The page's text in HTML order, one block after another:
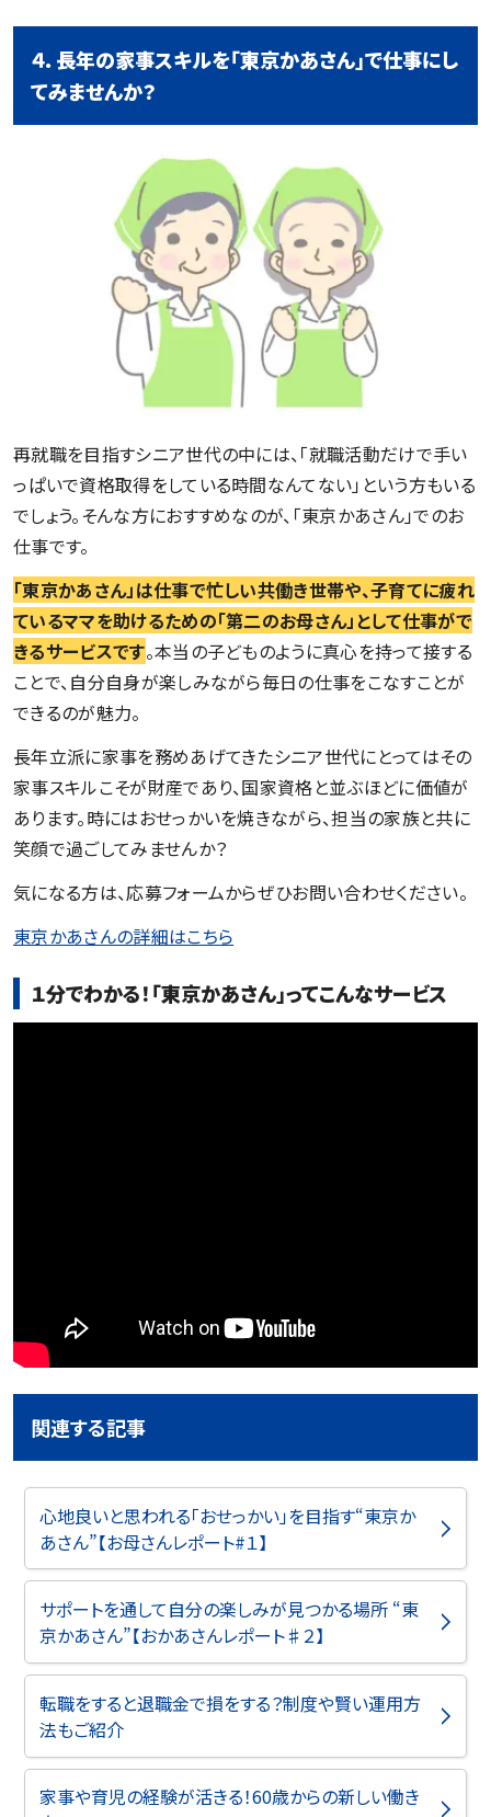
４．長年の家事スキルを「東京かあさん」で仕事にし
てみませんか？
再就職を目指すシニア世代の中には、「就職活動だけで手い
っぱいで資格取得をしている時間なんてない」という方もいる
でしょう。そんな方におすすめなのが、「東京かあさん」でのお
仕事です。
「東京かあさん」は仕事で忙しい共働き世帯や、子育てに疲れ
ているママを助けるための「第二のお母さん」として仕事がで
きるサービスです。本当の子どものように真心を持って接する
ことで、自分自身が楽しみながら毎日の仕事をこなすことが
できるのが魅力。
長年立派に家事を務めあげてきたシニア世代にとってはその
家事スキルこそが財産であり、国家資格と並ぶほどに価値が
あります。時にはおせっかいを焼きながら、担当の家族と共に
笑顔で過ごしてみませんか？
気になる方は、応募フォームからぜひお問い合わせください。
東京かあさんの詳細はこちら
１分でわかる！「東京かあさん」ってこんなサービス
関連する記事
心地良いと思われる「おせっかい」を目指す“東京か
あさん”【お母さんレポート#１】
サポートを通して自分の楽しみが見つかる場所 “東
京かあさん”【おかあさんレポート♯２】
転職をすると退職金で損をする？制度や賢い運用方
法もご紹介
家事や育児の経験が活きる！60歳からの新しい働き